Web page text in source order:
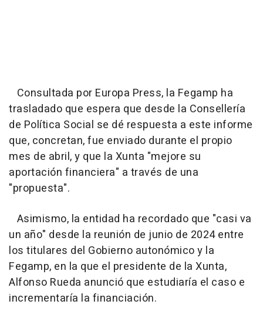
Consultada por Europa Press, la Fegamp ha
trasladado que espera que desde la Consellería
de Política Social se dé respuesta a este informe
que, concretan, fue enviado durante el propio
mes de abril, y que la Xunta "mejore su
aportación financiera" a través de una
"propuesta".
Asimismo, la entidad ha recordado que "casi va
un año" desde la reunión de junio de 2024 entre
los titulares del Gobierno autonómico y la
Fegamp, en la que el presidente de la Xunta,
Alfonso Rueda anunció que estudiaría el caso e
incrementaría la financiación.